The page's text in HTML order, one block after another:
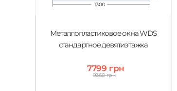
Металлопластиковое окна WDS
стандартное девятиэтажка
7799 грн
9360 грн